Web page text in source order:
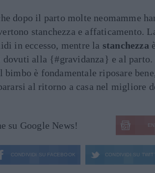
dopo il parto molte neomamme
stanchezza e affaticamento.
in eccesso, mentre la stanchezza
alla {#gravidanza} e al
bimbo è fondamentale riposare
al ritorno a casa nel migliore
su Google News!
CONDIVIDI SU FACEBOOK CONDIVIDI SU